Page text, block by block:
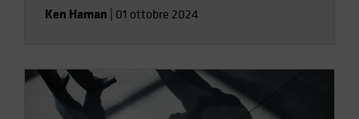
performance degli investimenti e una risposta
lavoro. Sfortunatamente, questi presupposti portano
a relazioni reattive che dipendono da fattori esterni,
come il mercato o il cliente. Un approccio più
Ken Haman 01 ottobre 2024